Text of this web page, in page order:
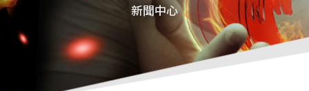
新聞中心